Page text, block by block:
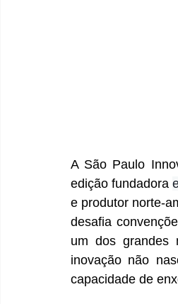
A São Paulo
edição fundadora
e produtor norte-
desafia
um dos
inovação não
capacidade de